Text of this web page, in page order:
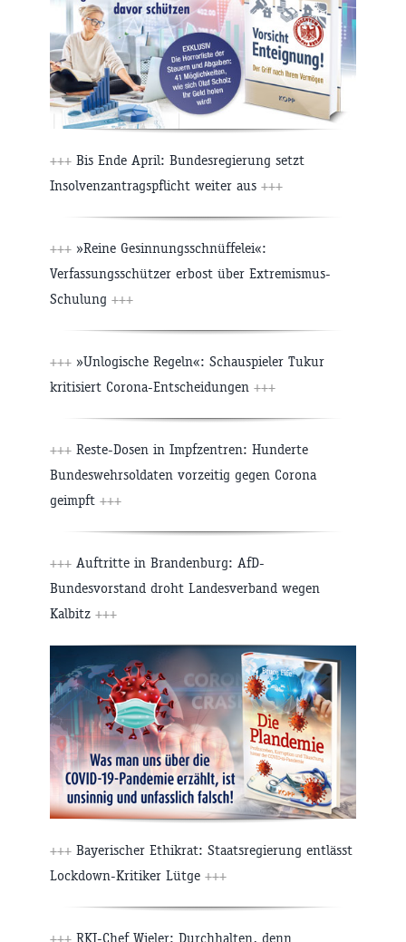
+++ Bis Ende April: Bundesregierung setzt
Insolvenzantragspflicht weiter aus +++
+++ »Reine Gesinnungsschnüffelei«:
Verfassungsschützer erbost über Extremismus-
Schulung +++
+++ »Unlogische Regeln«: Schauspieler Tukur
kritisiert Corona-Entscheidungen +++
+++ Reste-Dosen in Impfzentren: Hunderte
Bundeswehrsoldaten vorzeitig gegen Corona
geimpft +++
+++ Auftritte in Brandenburg: AfD-
Bundesvorstand droht Landesverband wegen
Kalbitz +++
+++ Bayerischer Ethikrat: Staatsregierung entlässt
Lockdown-Kritiker Lütge +++
+++ RKI-Chef Wieler: Durchhalten, denn